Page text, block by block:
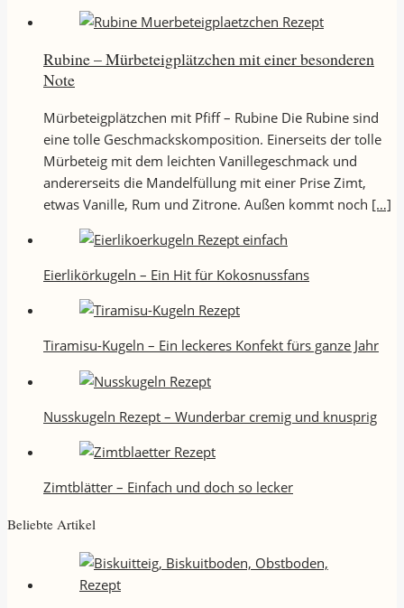
Rubine – Mürbeteigplätzchen mit einer besonderen
Note
Mürbeteigplätzchen mit Pfiff – Rubine Die Rubine sind
eine tolle Geschmackskomposition. Einerseits der tolle
Mürbeteig mit dem leichten Vanillegeschmack und
andererseits die Mandelfüllung mit einer Prise Zimt,
etwas Vanille, Rum und Zitrone. Außen kommt noch […]
Eierlikörkugeln – Ein Hit für Kokosnussfans
Tiramisu-Kugeln – Ein leckeres Konfekt fürs ganze Jahr
Nusskugeln Rezept – Wunderbar cremig und knusprig
Zimtblätter – Einfach und doch so lecker
Beliebte Artikel